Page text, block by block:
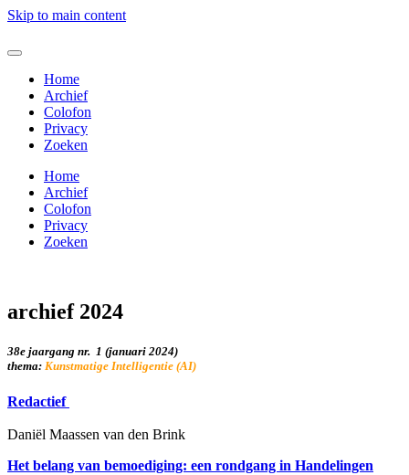
Skip to main content
Home
Archief
Colofon
Privacy
Zoeken
Home
Archief
Colofon
Privacy
Zoeken
archief 2024
38e jaargang nr. 1 (januari 2024)
thema: Kunstmatige Intelligentie (AI)
Redactief
Daniël Maassen van den Brink
Het belang van bemoediging: een rondgang in Handelingen